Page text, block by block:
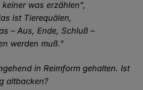
was erzählen",
ist Tierequälen,
– Aus, Ende, Schluß –
werden muß."
in Reimform gehalten. Ist
altbacken?